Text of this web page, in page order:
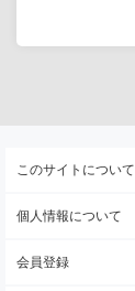
このサイトについて
個人情報について
会員登録